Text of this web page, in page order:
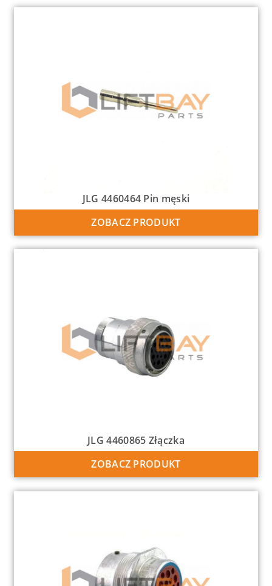
JLG 4460464 Pin męski
ZOBACZ PRODUKT
JLG 4460865 Złączka
ZOBACZ PRODUKT